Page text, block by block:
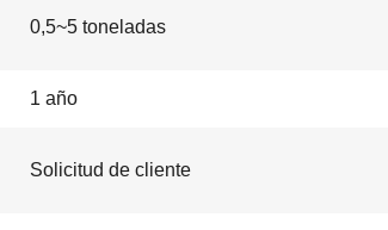
0,5~5 toneladas
1 año
Solicitud de cliente